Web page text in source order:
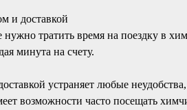
и доставкой
тратить время на поездку в
минута на счету.
устраняет любые
возможности часто посещать